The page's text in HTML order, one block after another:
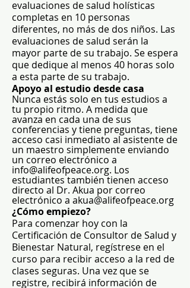
evaluaciones de salud holísticas
completas en 10 personas
diferentes, no más de dos niños. Las
evaluaciones de salud serán la
mayor parte de su trabajo. Se espera
que dedique al menos 40 horas solo
a esta parte de su trabajo.
Apoyo al estudio desde casa
Nunca estás solo en tus estudios a
tu propio ritmo. A medida que
avanza en cada una de sus
conferencias y tiene preguntas, tiene
acceso casi inmediato al asistente de
un maestro simplemente enviando
un correo electrónico a
info@alifeofpeace.org. Los
estudiantes también tienen acceso
directo al Dr. Akua por correo
electrónico a akua@alifeofpeace.org
¿Cómo empiezo?
Para comenzar hoy con la
Certificación de Consultor de Salud y
Bienestar Natural, regístrese en el
curso para recibir acceso a la red de
clases seguras. Una vez que se
registre, recibirá información de